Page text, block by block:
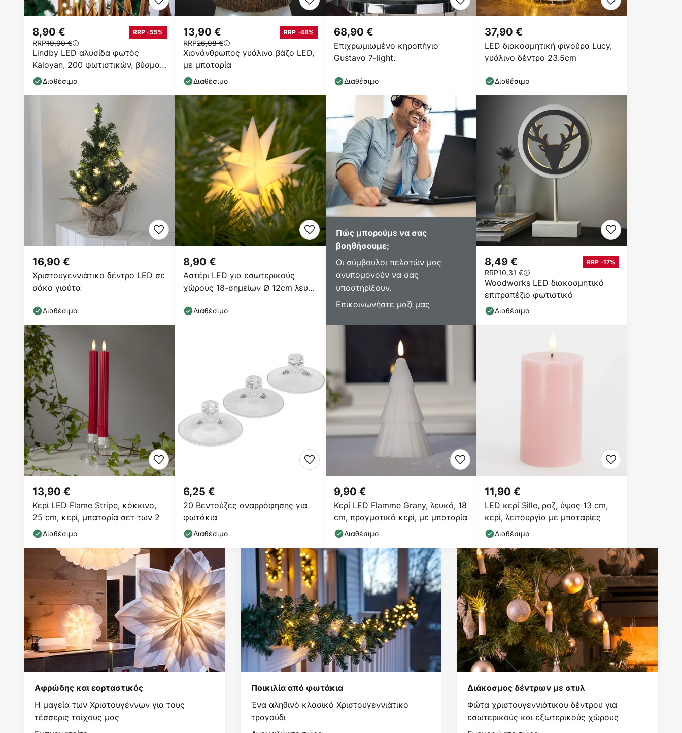
Lindby LED αλυσίδα φωτός
Kaloyan, 200 φωτιστικών, βύσμα,
2,3 m
8,90 € RRP -55%
RRP19,90 €
Διαθέσιμο
Χιονάνθρωπος γυάλινο βάζο LED,
με μπαταρία
13,90 € RRP -48%
RRP26,98 €
Διαθέσιμο
Επιχρωμιωμένο κηροπήγιο
Gustavo 7-light.
68,90 €
Διαθέσιμο
LED διακοσμητική φιγούρα Lucy,
γυάλινο δέντρο 23.5cm
37,90 €
Διαθέσιμο
Χριστουγεννιάτικο δέντρο LED σε
σάκο γιούτα
16,90 €
Διαθέσιμο
Αστέρι LED για εσωτερικούς
χώρους 18-σημείων Ø 12cm λευκή
8,90 €
Διαθέσιμο
Πώς μπορούμε να σας
βοηθήσουμε;
Οι σύμβουλοι πελατών μας
ανυπομονούν να σας
υποστηρίξουν.
Επικοινωνήστε μαζί μας
Woodworks LED διακοσμητικό
επιτραπέζιο φωτιστικό
8,49 € RRP -17%
RRP10,31 €
Διαθέσιμο
Κερί LED Flame Stripe, κόκκινο,
25 cm, κερί, μπαταρία σετ των 2
13,90 €
Διαθέσιμο
20 Βεντούζες αναρρόφησης για
φωτάκια
6,25 €
Διαθέσιμο
Κερί LED Flamme Grany, λευκό, 18
cm, πραγματικό κερί, με μπαταρία
9,90 €
Διαθέσιμο
LED κερί Sille, ροζ, ύψος 13 cm,
κερί, λειτουργία με μπαταρίες
11,90 €
Διαθέσιμο
Αφρώδης και εορταστικός
Η μαγεία των Χριστουγέννων για τους
τέσσερις τοίχους μας
Ποικιλία από φωτάκια
Ένα αληθινό κλασικό Χριστουγεννιάτικο
τραγούδι
Διάκοσμος δέντρων με στυλ
Φώτα χριστουγεννιάτικου δέντρου για
εσωτερικούς και εξωτερικούς χώρους